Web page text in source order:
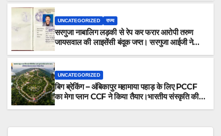
UNCATEGORIZED राज्य
सरगुजा नाबालिग लड़की से रेप कर फरार आरोपी तरुण
जायसवाल की लाइसेंसी बंदूक जप्त। सरगुजा आईजी ने
UNCATEGORIZED
बिग ब्रेकिंग – अंबिकापुर महामाया पहाड़ के लिए PCCF
का मेगा प्लान CCF ने किया तैयार।भारतीय संस्कृति की